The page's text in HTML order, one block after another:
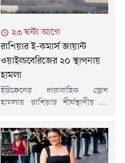
২৩ ঘন্টা আগে
রাশিয়ার ই-কমার্স জায়ান্ট
ওয়াইল্ডবেরিজের ২০ স্থাপনায়
হামলা
ইউক্রেনের ধারাবাহিক ড্রোন
হামলায় রাশিয়ার শীর্ষস্থানীয় ই-
গুদাম ও সরবরাহব্যবস্থা
মারাত্মকভাবে ক্ষতিগ্রস্ত হয়েছে।
এতে শুধু প্রতিষ্ঠানটি নয়, হাজারো